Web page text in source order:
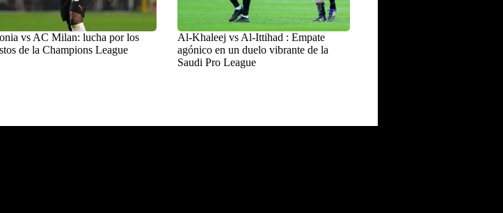
vs AC Milan: lucha por los
de la Champions League
Al-Khaleej vs Al-Ittihad : Empate
agónico en un duelo vibrante de la
Saudi Pro League